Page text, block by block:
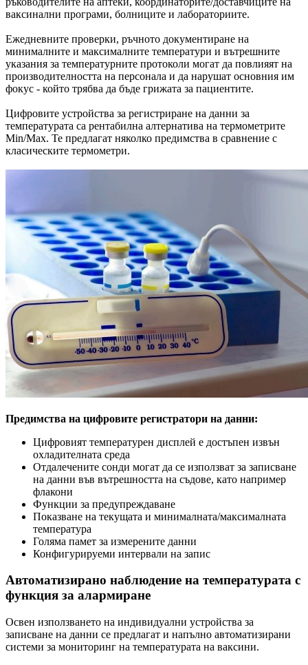
ваксинални програми, болниците и лабораториите.
Ежедневните проверки, ръчното документиране на
минималните и максималните температури и вътрешните
указания за температурните протоколи могат да повлияят на
производителността на персонала и да нарушат основния им
фокус - който трябва да бъде грижата за пациентите.
Цифровите устройства за регистриране на данни за
температурата са рентабилна алтернатива на термометрите
Min/Max. Те предлагат няколко предимства в сравнение с
класическите термометри.
Предимства на цифровите регистратори на данни:
Цифровият температурен дисплей е достъпен извън
охладителната среда
Отдалечените сонди могат да се използват за записване
на данни във вътрешността на съдове, като например
флакони
Функции за предупреждаване
Показване на текущата и минималната/максималната
температура
Голяма памет за измерените данни
Конфигурируеми интервали на запис
Автоматизирано наблюдение на температурата с
функция за алармиране
Освен използването на индивидуални устройства за
записване на данни се предлагат и напълно автоматизирани
системи за мониторинг на температурата на ваксини.